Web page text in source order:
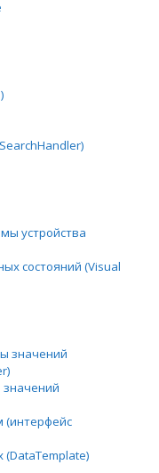
устройства
состояний (Visual
значений
(интерфейс